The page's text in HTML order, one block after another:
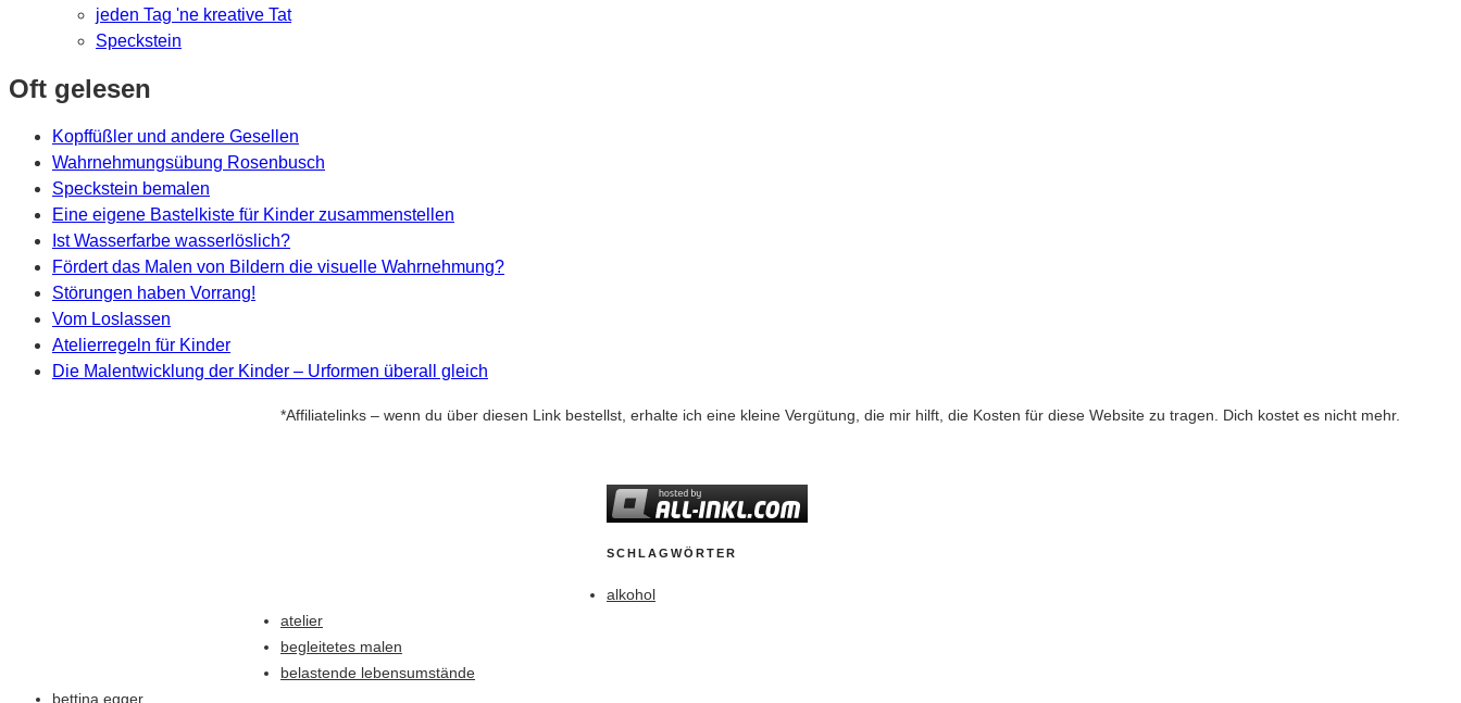
jeden Tag 'ne kreative Tat
Speckstein
Oft gelesen
Kopffüßler und andere Gesellen
Wahrnehmungsübung Rosenbusch
Speckstein bemalen
Eine eigene Bastelkiste für Kinder zusammenstellen
Ist Wasserfarbe wasserlöslich?
Fördert das Malen von Bildern die visuelle Wahrnehmung?
Störungen haben Vorrang!
Vom Loslassen
Atelierregeln für Kinder
Die Malentwicklung der Kinder – Urformen überall gleich
*Affiliatelinks – wenn du über diesen Link bestellst, erhalte ich eine kleine Vergütung, die mir hilft, die Kosten für diese Website zu tragen. Dich kostet es nicht mehr.
SCHLAGWÖRTER
alkohol
atelier
begleitetes malen
belastende lebensumstände
bettina egger